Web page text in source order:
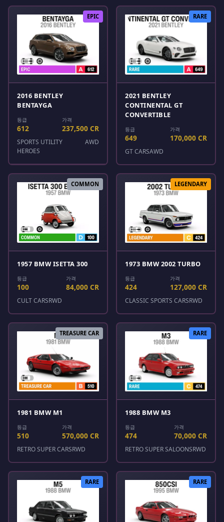
EPIC
2016 BENTLEY
BENTAYGA
등급
612
가격
237,500 CR
SPORTS UTILITY
HEROES
AWD
RARE
2021 BENTLEY
CONTINENTAL GT
CONVERTIBLE
등급
649
가격
170,000 CR
GT CARSAWD
COMMON
1957 BMW ISETTA 300
등급
100
가격
84,000 CR
CULT CARSRWD
LEGENDARY
1973 BMW 2002 TURBO
등급
424
가격
127,000 CR
CLASSIC SPORTS CARSRWD
TREASURE CAR
1981 BMW M1
등급
510
가격
570,000 CR
RETRO SUPER CARSRWD
RARE
1988 BMW M3
등급
474
가격
70,000 CR
RETRO SUPER SALOONSRWD
RARE RARE